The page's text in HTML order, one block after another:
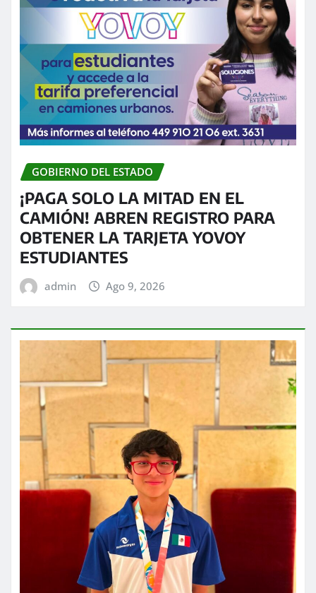
GOBIERNO DEL ESTADO
¡PAGA SOLO LA MITAD EN EL
CAMIÓN! ABREN REGISTRO PARA
OBTENER LA TARJETA YOVOY
ESTUDIANTES
admin Ago 9, 2026